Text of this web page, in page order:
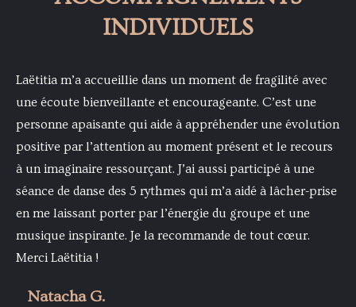
INDIVIDUELS
Laëtitia m’a accueillie dans un moment de fragilité avec
une écoute bienveillante et encourageante. C’est une
personne apaisante qui aide à appréhender une évolution
positive par l’attention au moment présent et le recours
à un imaginaire ressourçant. J’ai aussi participé à une
séance de danse des 5 rythmes qui m’a aidé à lâcher-prise
en me laissant porter par l’énergie du groupe et une
musique inspirante. Je la recommande de tout cœur.
Merci Laëtitia !
Natacha G.